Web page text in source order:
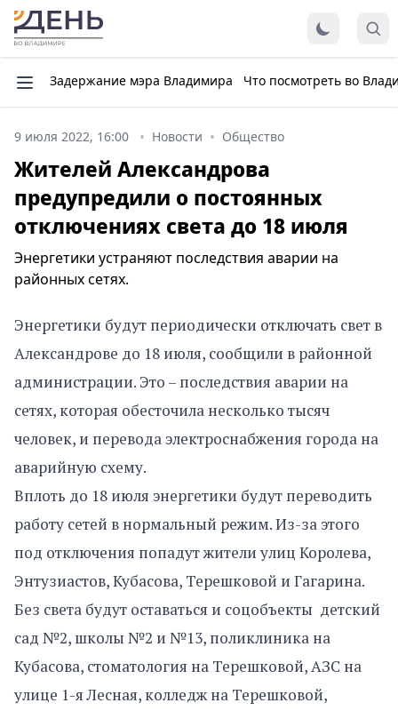
Задержание мэра Владимира Что посмотреть во
9 июля 2022, 16:00 Новости Общество
Жителей Александрова
предупредили о постоянных
отключениях света до 18 июля
Энергетики устраняют последствия аварии на
районных сетях.
Энергетики будут периодически отключать свет в
Александрове до 18 июля, сообщили в районной
администрации. Это – последствия аварии на
сетях, которая обесточила несколько тысяч
человек, и перевода электроснабжения города на
аварийную схему.
Вплоть до 18 июля энергетики будут переводить
работу сетей в нормальный режим. Из-за этого
под отключения попадут жители улиц Королева,
Энтузиастов, Кубасова, Терешковой и Гагарина.
Без света будут оставаться и соцобъекты ­ детский
сад №2, школы №2 и №13, поликлиника на
Кубасова, стоматология на Терешковой, АЗС на
улице 1-я Лесная, колледж на Терешковой,